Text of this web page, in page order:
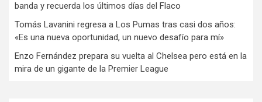
banda y recuerda los últimos días del Flaco
Tomás Lavanini regresa a Los Pumas tras casi dos años:
«Es una nueva oportunidad, un nuevo desafío para mí»
Enzo Fernández prepara su vuelta al Chelsea pero está en la
mira de un gigante de la Premier League